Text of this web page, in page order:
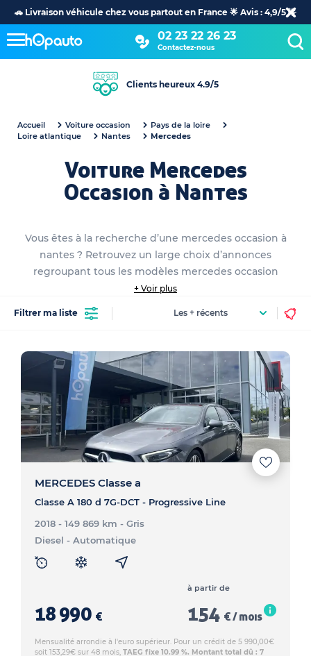
🚗 Livraison véhicule chez vous partout en France 🌟 Avis : 4,9/5 🌟
02 23 22 26 23
Contactez-nous
Clients heureux 4.9/5
Accueil Voiture occasion
Pays de la loire
Loire atlantique
Nantes Mercedes
Voiture Mercedes
Occasion à Nantes
Vous êtes à la recherche d’une mercedes occasion à
nantes ? Retrouvez un large choix d’annonces
regroupant tous les modèles mercedes occasion
disponibles dans votre hOpauto Store à nantes. Profitez
dès maintenant des meilleures offres parmi notre stock
de mercedes occasion. Parcourez nos fiches véhicules
mercedes occasion. Découvrez le plaisir d'acheter un
véhicule occasion à nantes
avec hOpauto. Un achat
auto 100 % transparent, simple et Rapide. Retrouvez
dans notre point de vente hOpauto nantes tout notre
stock de mercedes occasion à nantes.
+ Voir plus
Filtrer ma liste
MERCEDES Classe a
Classe A 180 d 7G-DCT - Progressive Line
2018 - 149 869 km - Gris
Diesel - Automatique
18 990 €
à partir de
154 € / mois
Mensualité arrondie à l'euro supérieur. Pour un crédit de 5 990,00€
soit 153,29€ sur 48 mois, TAEG fixe 10.99 %. Montant total dû : 7